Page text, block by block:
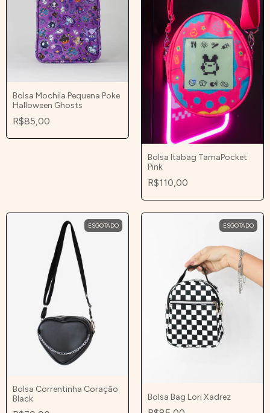
Bolsa Mochila Pequena Poke
Halloween Ghosts
R$85,00
Bolsa Itabag TamaPocket
Pink
R$110,00
ESGOTADO
Bolsa Correntinha Coração
Black
ESGOTADO
Bolsa Bag Lori Xadrez